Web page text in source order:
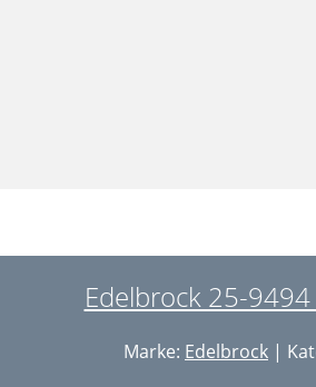
Edelbrock 25-
Marke: Edelbrock |